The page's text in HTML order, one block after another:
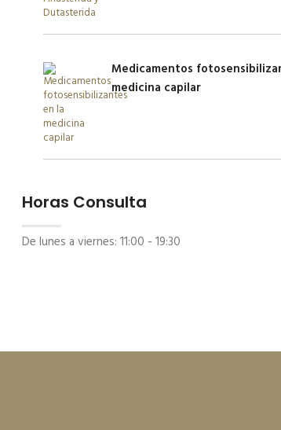
Medicamentos
medicina capilar
Horas Consulta
De lunes a viernes: 11:00 - 19:30